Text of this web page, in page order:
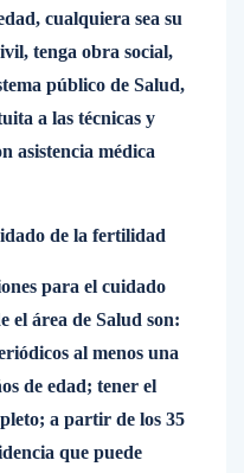
cualquiera sea su
tenga obra social,
público de Salud,
a las técnicas y
asistencia médica
de la fertilidad
para el cuidado
el área de Salud son:
al menos una
de edad; tener el
a partir de los 35
que puede